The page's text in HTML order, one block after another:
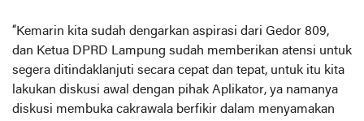
“Kemarin kita sudah dengarkan aspirasi dari Gedor 809,
dan Ketua DPRD Lampung sudah memberikan atensi untuk
segera ditindaklanjuti secara cepat dan tepat, untuk itu kita
lakukan diskusi awal dengan pihak Aplikator, ya namanya
diskusi membuka cakrawala berfikir dalam menyamakan